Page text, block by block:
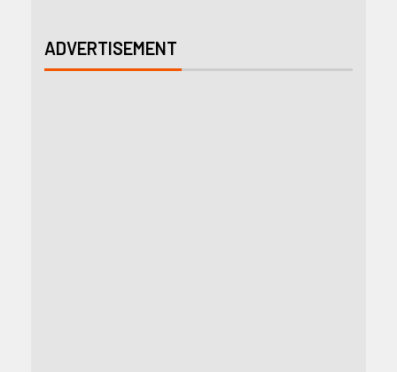
ADVERTISEMENT